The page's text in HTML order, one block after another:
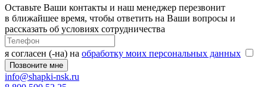
Оставьте Ваши контакты и наш менеджер перезвонит
в ближайшее время, чтобы ответить на Ваши вопросы и
рассказать об условиях сотрудничества
я согласен (-на) на обработку моих персональных данных
info@shapki-nsk.ru